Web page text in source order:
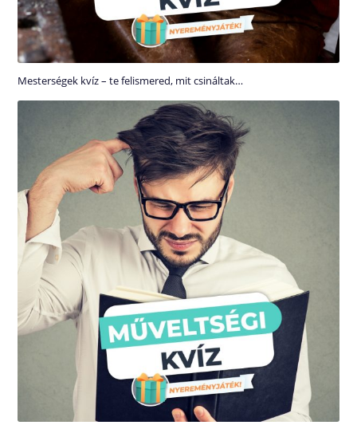
Mesterségek kvíz – te felismered, mit csináltak…